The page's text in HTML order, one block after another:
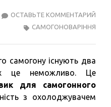
ОСТАВЬТЕ КОММЕНТАРИЙ
САМОГОНОВАРІННЯ
самогону існують два
це неможливо. Це
для самогонного
з охолоджувачем